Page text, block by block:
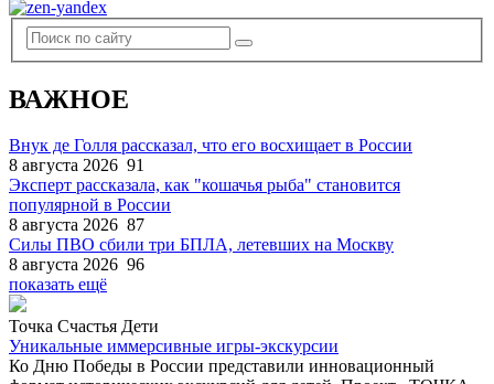
ВАЖНОЕ
Внук де Голля рассказал, что его восхищает в России
8 августа 2026 91
Эксперт рассказала, как "кошачья рыба" становится
популярной в России
8 августа 2026 87
Силы ПВО сбили три БПЛА, летевших на Москву
8 августа 2026 96
показать ещё
Точка Счастья Дети
Уникальные иммерсивные игры-экскурсии
Ко Дню Победы в России представили инновационный